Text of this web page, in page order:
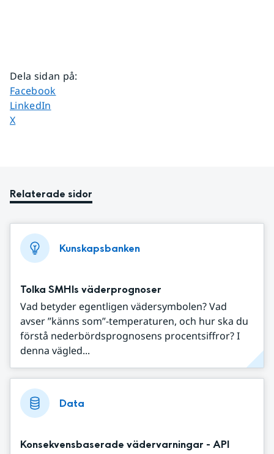
Dela sidan på:
Dela sidan på
Facebook
Dela sidan på
LinkedIn
Dela sidan på
X
Relaterade sidor
Kunskapsbanken
Tolka SMHIs väderprognoser
Vad betyder egentligen vädersymbolen? Vad
avser ”känns som”-temperaturen, och hur ska du
förstå nederbördsprognosens procentsiffror? I
denna vägled...
Data
Konsekvensbaserade vädervarningar - API